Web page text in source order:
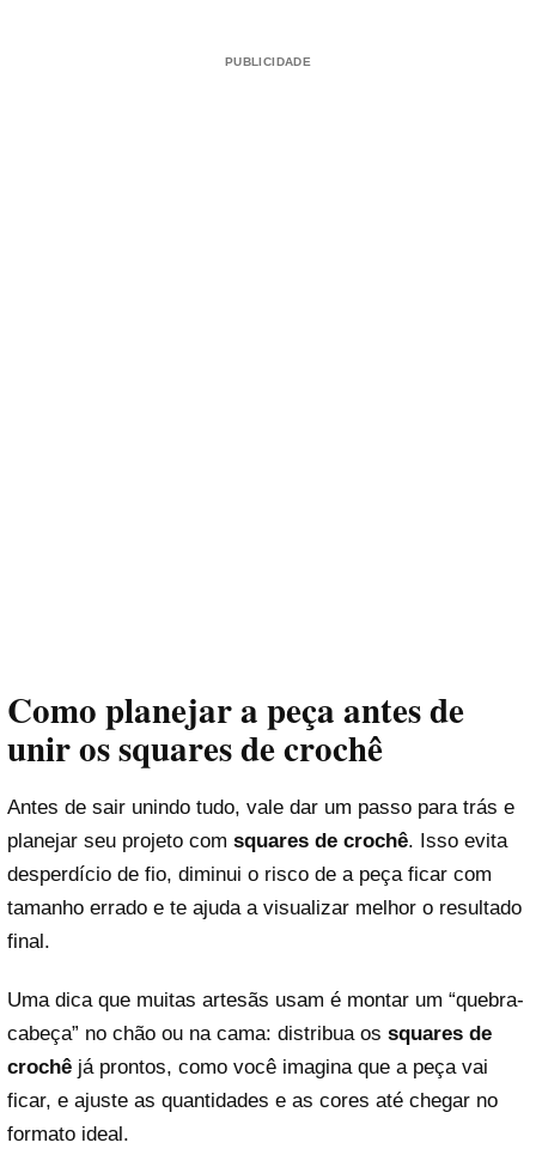
PUBLICIDADE
Como planejar a peça antes de
unir ossquares de crochê
Antes de sair unindo tudo, vale dar um passo para trás e
planejar seu projeto com squares de crochê. Isso evita
desperdício de fio, diminui o risco de a peça ficar com
tamanho errado e te ajuda a visualizar melhor o resultado
final.
Uma dica que muitas artesãs usam é montar um “quebra-
cabeça” no chão ou na cama: distribua os squares de
crochê já prontos, como você imagina que a peça vai
ficar, e ajuste as quantidades e as cores até chegar no
formato ideal.